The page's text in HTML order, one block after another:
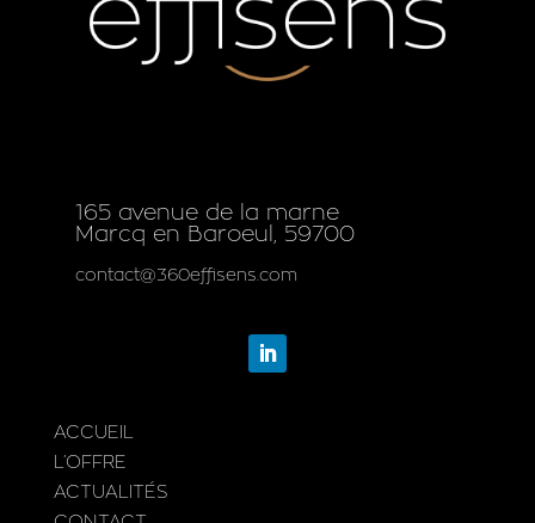
165 avenue de la marne
Marcq en Baroeul, 59700
contact@360effisens.com
ACCUEIL
L’OFFRE
ACTUALITÉS